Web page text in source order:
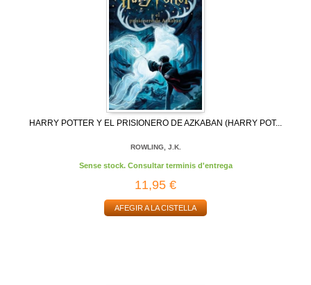
HARRY POTTER Y EL PRISIONERO DE AZKABAN (HARRY POT...
ROWLING, J.K.
Sense stock. Consultar terminis d'entrega
11,95 €
AFEGIR A LA CISTELLA